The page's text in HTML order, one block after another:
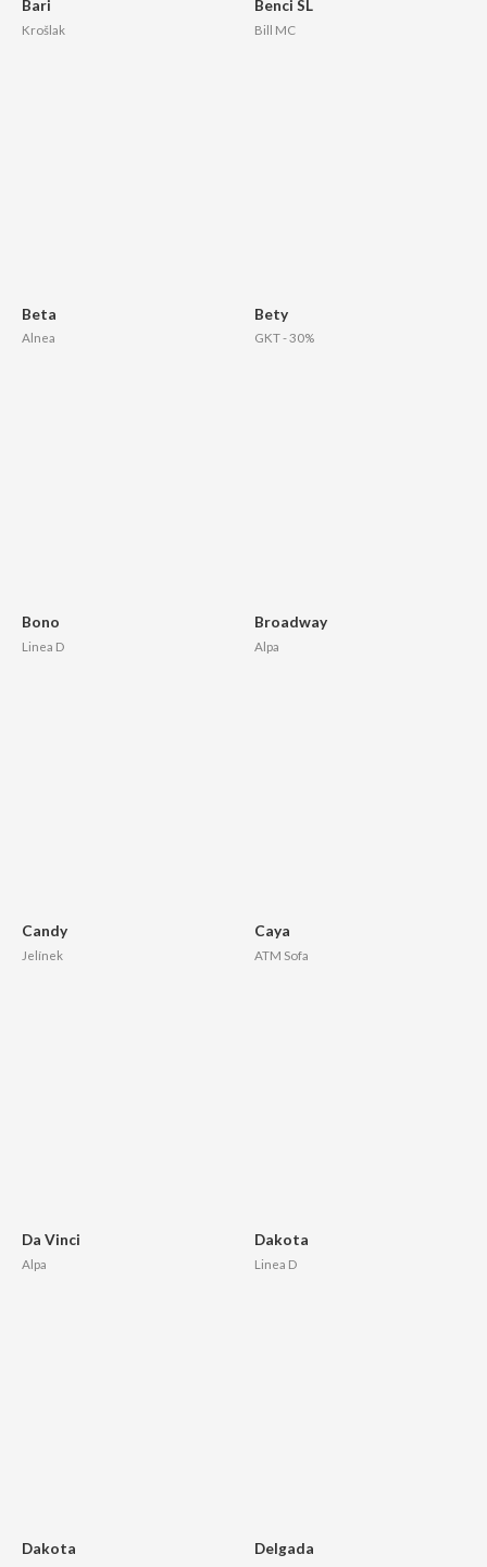
Bari
Krošlak
Benci SL
Bill MC
Beta
Alnea
Bety
GKT - 30%
Bono
Linea D
Broadway
Alpa
Candy
Jelínek
Caya
ATM Sofa
Da Vinci
Alpa
Dakota
Linea D
Dakota Delgada